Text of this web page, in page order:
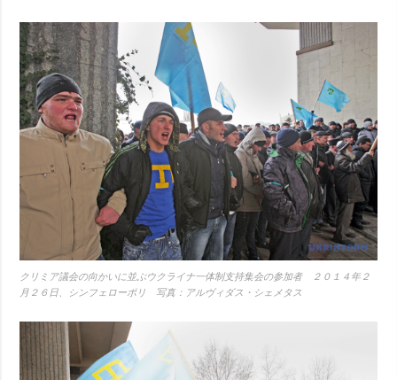
クリミア議会の向かいに並ぶウクライナ一体制支持集会の参加者 ２０１４年２
月２６日、シンフェローポリ 写真：アルヴィダス・シェメタス